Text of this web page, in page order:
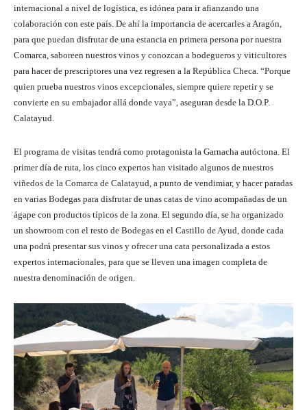
internacional a nivel de logística, es idónea para ir afianzando una
colaboración con este país. De ahí la importancia de acercarles a Aragón,
para que puedan disfrutar de una estancia en primera persona por nuestra
Comarca, saboreen nuestros vinos y conozcan a bodegueros y viticultores
para hacer de prescriptores una vez regresen a la República Checa. “Porque
quien prueba nuestros vinos excepcionales, siempre quiere repetir y se
convierte en su embajador allá donde vaya”, aseguran desde la D.O.P.
Calatayud.
El programa de visitas tendrá como protagonista la Garnacha autóctona. El
primer día de ruta, los cinco expertos han visitado algunos de nuestros
viñedos de la Comarca de Calatayud, a punto de vendimiar, y hacer paradas
en varias Bodegas para disfrutar de unas catas de vino acompañadas de un
ágape con productos típicos de la zona. El segundo día, se ha organizado
un showroom con el resto de Bodegas en el Castillo de Ayud, donde cada
una podrá presentar sus vinos y ofrecer una cata personalizada a estos
expertos internacionales, para que se lleven una imagen completa de
nuestra denominación de origen.